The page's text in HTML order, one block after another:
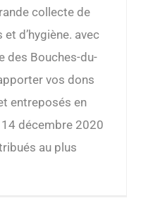
collecte de
d’hygiène. avec
des Bouches-du-
vos dons
entreposés en
14 décembre 2020
au plus